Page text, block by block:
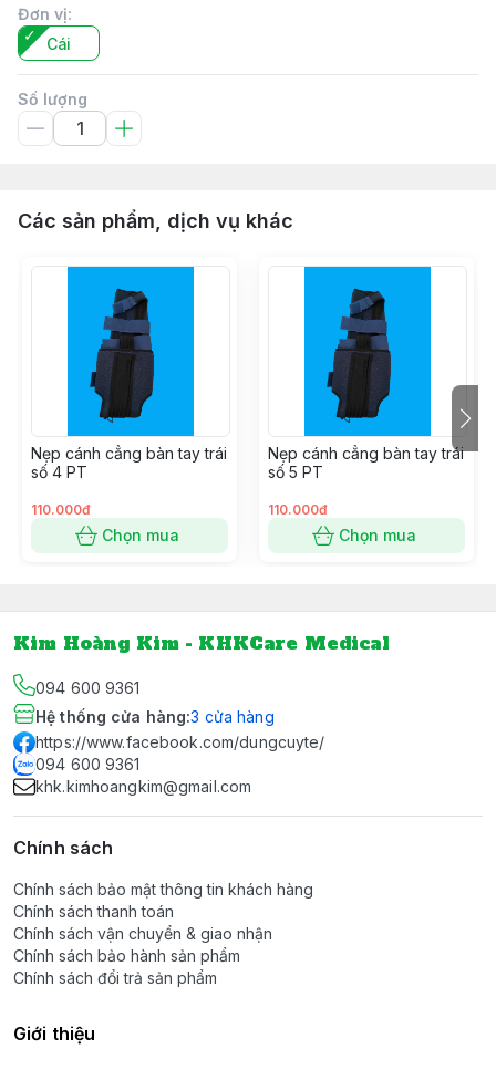
Đơn vị:
Cái
Số lượng
Các sản phẩm, dịch vụ khác
Nẹp cánh cẳng bàn tay trái
số 4 PT
110.000đ
Chọn mua
Nẹp cánh cẳng bàn tay trái
số 5 PT
110.000đ
Chọn mua
Kim Hoàng Kim - KHKCare Medical
094 600 9361
Hệ thống cửa hàng:3 cửa hàng
https://www.facebook.com/dungcuyte/
094 600 9361
khk.kimhoangkim@gmail.com
Chính sách
Chính sách bảo mật thông tin khách hàng
Chính sách thanh toán
Chính sách vận chuyển & giao nhận
Chính sách bảo hành sản phẩm
Chính sách đổi trả sản phẩm
Giới thiệu